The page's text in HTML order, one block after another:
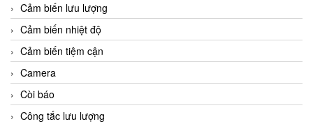
Cảm biến lưu lượng
Cảm biến nhiệt độ
Cảm biến tiệm cận
Camera
Còi báo
Công tắc lưu lượng